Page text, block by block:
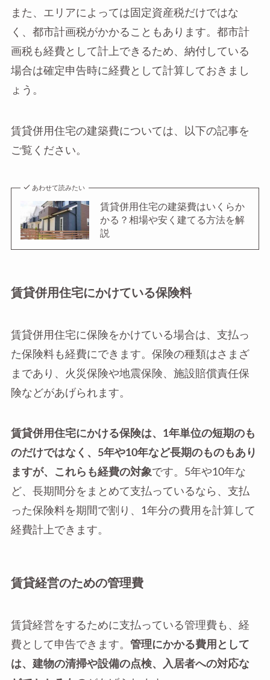
また、エリアによっては固定資産税だけではな
く、都市計画税がかかることもあります。都市計
画税も経費として計上できるため、納付している
場合は確定申告時に経費として計算しておきまし
ょう。
賃貸併用住宅の建築費については、以下の記事を
ご覧ください。
あわせて読みたい
賃貸併用住宅の建築費はいくらか
かる？相場や安く建てる方法を解
説
賃貸併用住宅にかけている保険料
賃貸併用住宅に保険をかけている場合は、支払っ
た保険料も経費にできます。保険の種類はさまざ
まであり、火災保険や地震保険、施設賠償責任保
険などがあげられます。
賃貸併用住宅にかける保険は、1年単位の短期のも
のだけではなく、5年や10年など長期のものもあり
ますが、これらも経費の対象です。5年や10年な
ど、長期間分をまとめて支払っているなら、支払
った保険料を期間で割り、1年分の費用を計算して
経費計上できます。
賃貸経営のための管理費
賃貸経営をするために支払っている管理費も、経
費として申告できます。 管理にかかる費用として
は、建物の清掃や設備の点検、入居者への対応な